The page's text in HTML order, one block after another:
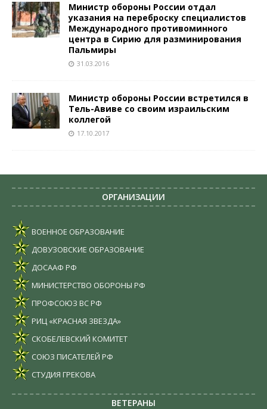
Министр обороны России отдал
указания на переброску специалистов
Международного противоминного
центра в Сирию для разминирования
Пальмиры
31.03.2016
Министр обороны России встретился в
Тель-Авиве со своим израильским
коллегой
17.10.2017
ОРГАНИЗАЦИИ
ВОЕННОЕ ОБРАЗОВАНИЕ
ДОВУЗОВСКИЕ ОБРАЗОВАНИЕ
ДОСААФ РФ
МИНИСТЕРСТВО ОБОРОНЫ РФ
ПРОФСОЮЗ ВС РФ
РИЦ «КРАСНАЯ ЗВЕЗДА»
СКОБЕЛЕВСКИЙ КОМИТЕТ
СОЮЗ ПИСАТЕЛЕЙ РФ
СТУДИЯ ГРЕКОВА
ВЕТЕРАНЫ